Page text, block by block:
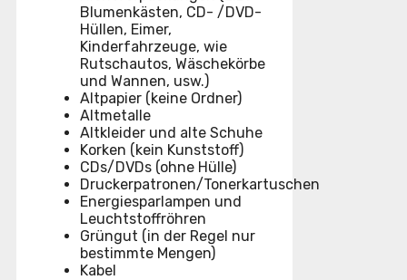
Blumenkästen, CD- /DVD-
Hüllen, Eimer,
Kinderfahrzeuge, wie
Rutschautos, Wäschekörbe
und Wannen, usw.)
Altpapier (keine Ordner)
Altmetalle
Altkleider und alte Schuhe
Korken (kein Kunststoff)
CDs/DVDs (ohne Hülle)
Druckerpatronen/Tonerkartuschen
Energiesparlampen und
Leuchtstoffröhren
Grüngut (in der Regel nur
bestimmte Mengen)
Kabel